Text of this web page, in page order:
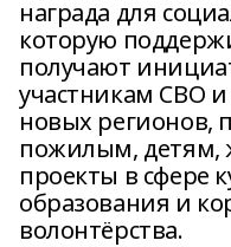
награда для
которую
получают
участникам СВО
новых регионов,
пожилым, детям,
проекты в сфере
образования и
волонтёрства.